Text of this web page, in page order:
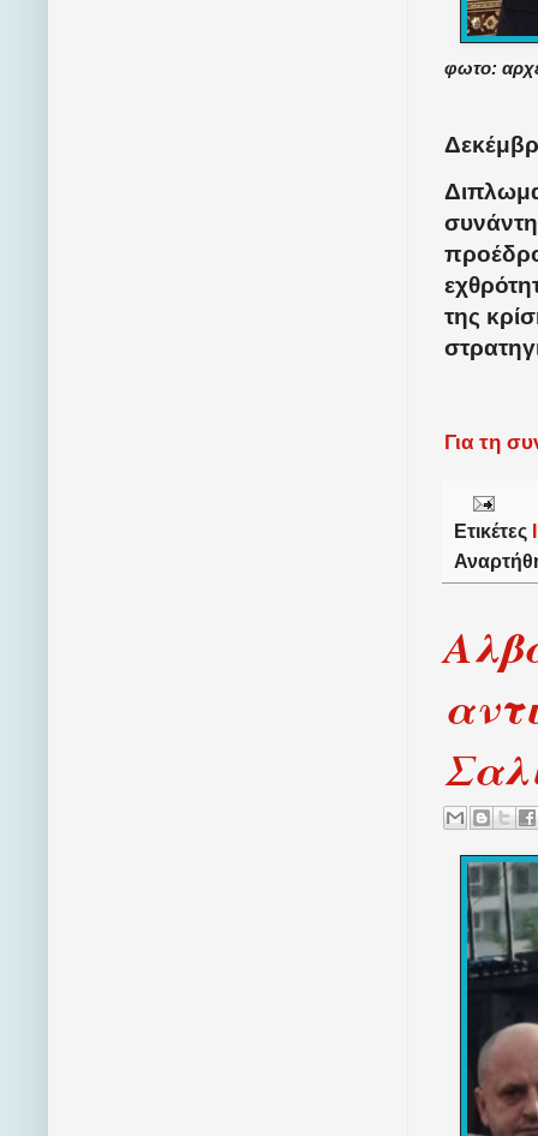
φωτο:
της
Για τη
Ετικέτες